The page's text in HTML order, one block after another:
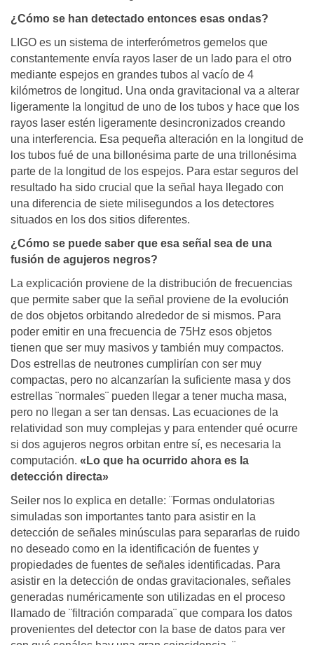
¿Cómo se han detectado entonces esas ondas?
LIGO es un sistema de interferómetros gemelos que
constantemente envía rayos laser de un lado para el otro
mediante espejos en grandes tubos al vacío de 4
kilómetros de longitud. Una onda gravitacional va a alterar
ligeramente la longitud de uno de los tubos y hace que los
rayos laser estén ligeramente desincronizados creando
una interferencia. Esa pequeña alteración en la longitud de
los tubos fué de una billonésima parte de una trillonésima
parte de la longitud de los espejos. Para estar seguros del
resultado ha sido crucial que la señal haya llegado con
una diferencia de siete milisegundos a los detectores
situados en los dos sitios diferentes.
¿Cómo se puede saber que esa señal sea de una
fusión de agujeros negros?
La explicación proviene de la distribución de frecuencias
que permite saber que la señal proviene de la evolución
de dos objetos orbitando alrededor de si mismos. Para
poder emitir en una frecuencia de 75Hz esos objetos
tienen que ser muy masivos y también muy compactos.
Dos estrellas de neutrones cumplirían con ser muy
compactas, pero no alcanzarían la suficiente masa y dos
estrellas ¨normales¨ pueden llegar a tener mucha masa,
pero no llegan a ser tan densas. Las ecuaciones de la
relatividad son muy complejas y para entender qué ocurre
si dos agujeros negros orbitan entre sí, es necesaria la
computación. «Lo que ha ocurrido ahora es la
detección directa»
Seiler nos lo explica en detalle: ¨Formas ondulatorias
simuladas son importantes tanto para asistir en la
detección de señales minúsculas para separarlas de ruido
no deseado como en la identificación de fuentes y
propiedades de fuentes de señales identificadas. Para
asistir en la detección de ondas gravitacionales, señales
generadas numéricamente son utilizadas en el proceso
llamado de ¨filtración comparada¨ que compara los datos
provenientes del detector con la base de datos para ver